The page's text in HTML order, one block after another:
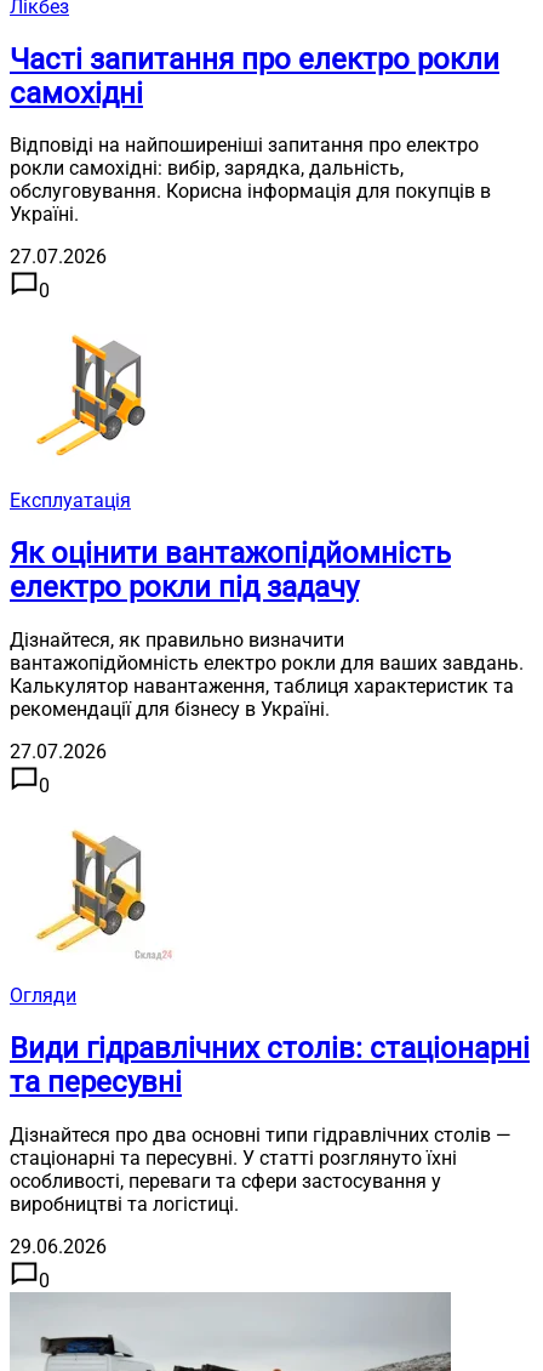
Лікбез
Часті запитання про електро рокли
самохідні
Відповіді на найпоширеніші запитання про електро
рокли самохідні: вибір, зарядка, дальність,
обслуговування. Корисна інформація для покупців в
Україні.
27.07.2026
0
Експлуатація
Як оцінити вантажопідйомність
електро рокли під задачу
Дізнайтеся, як правильно визначити
вантажопідйомність електро рокли для ваших завдань.
Калькулятор навантаження, таблиця характеристик та
рекомендації для бізнесу в Україні.
27.07.2026
0
Огляди
Види гідравлічних столів: стаціонарні
та пересувні
Дізнайтеся про два основні типи гідравлічних столів —
стаціонарні та пересувні. У статті розглянуто їхні
особливості, переваги та сфери застосування у
виробництві та логістиці.
29.06.2026
0